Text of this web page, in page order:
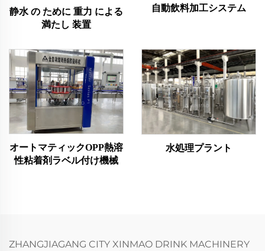
静水 の ために 重力 による
満たし 装置
自動飲料加工システム
オートマティックOPP熱溶
性粘着剤ラベル付け機械
水処理プラント
ZHANGJIAGANG CITY XINMAO DRINK MACHINERY